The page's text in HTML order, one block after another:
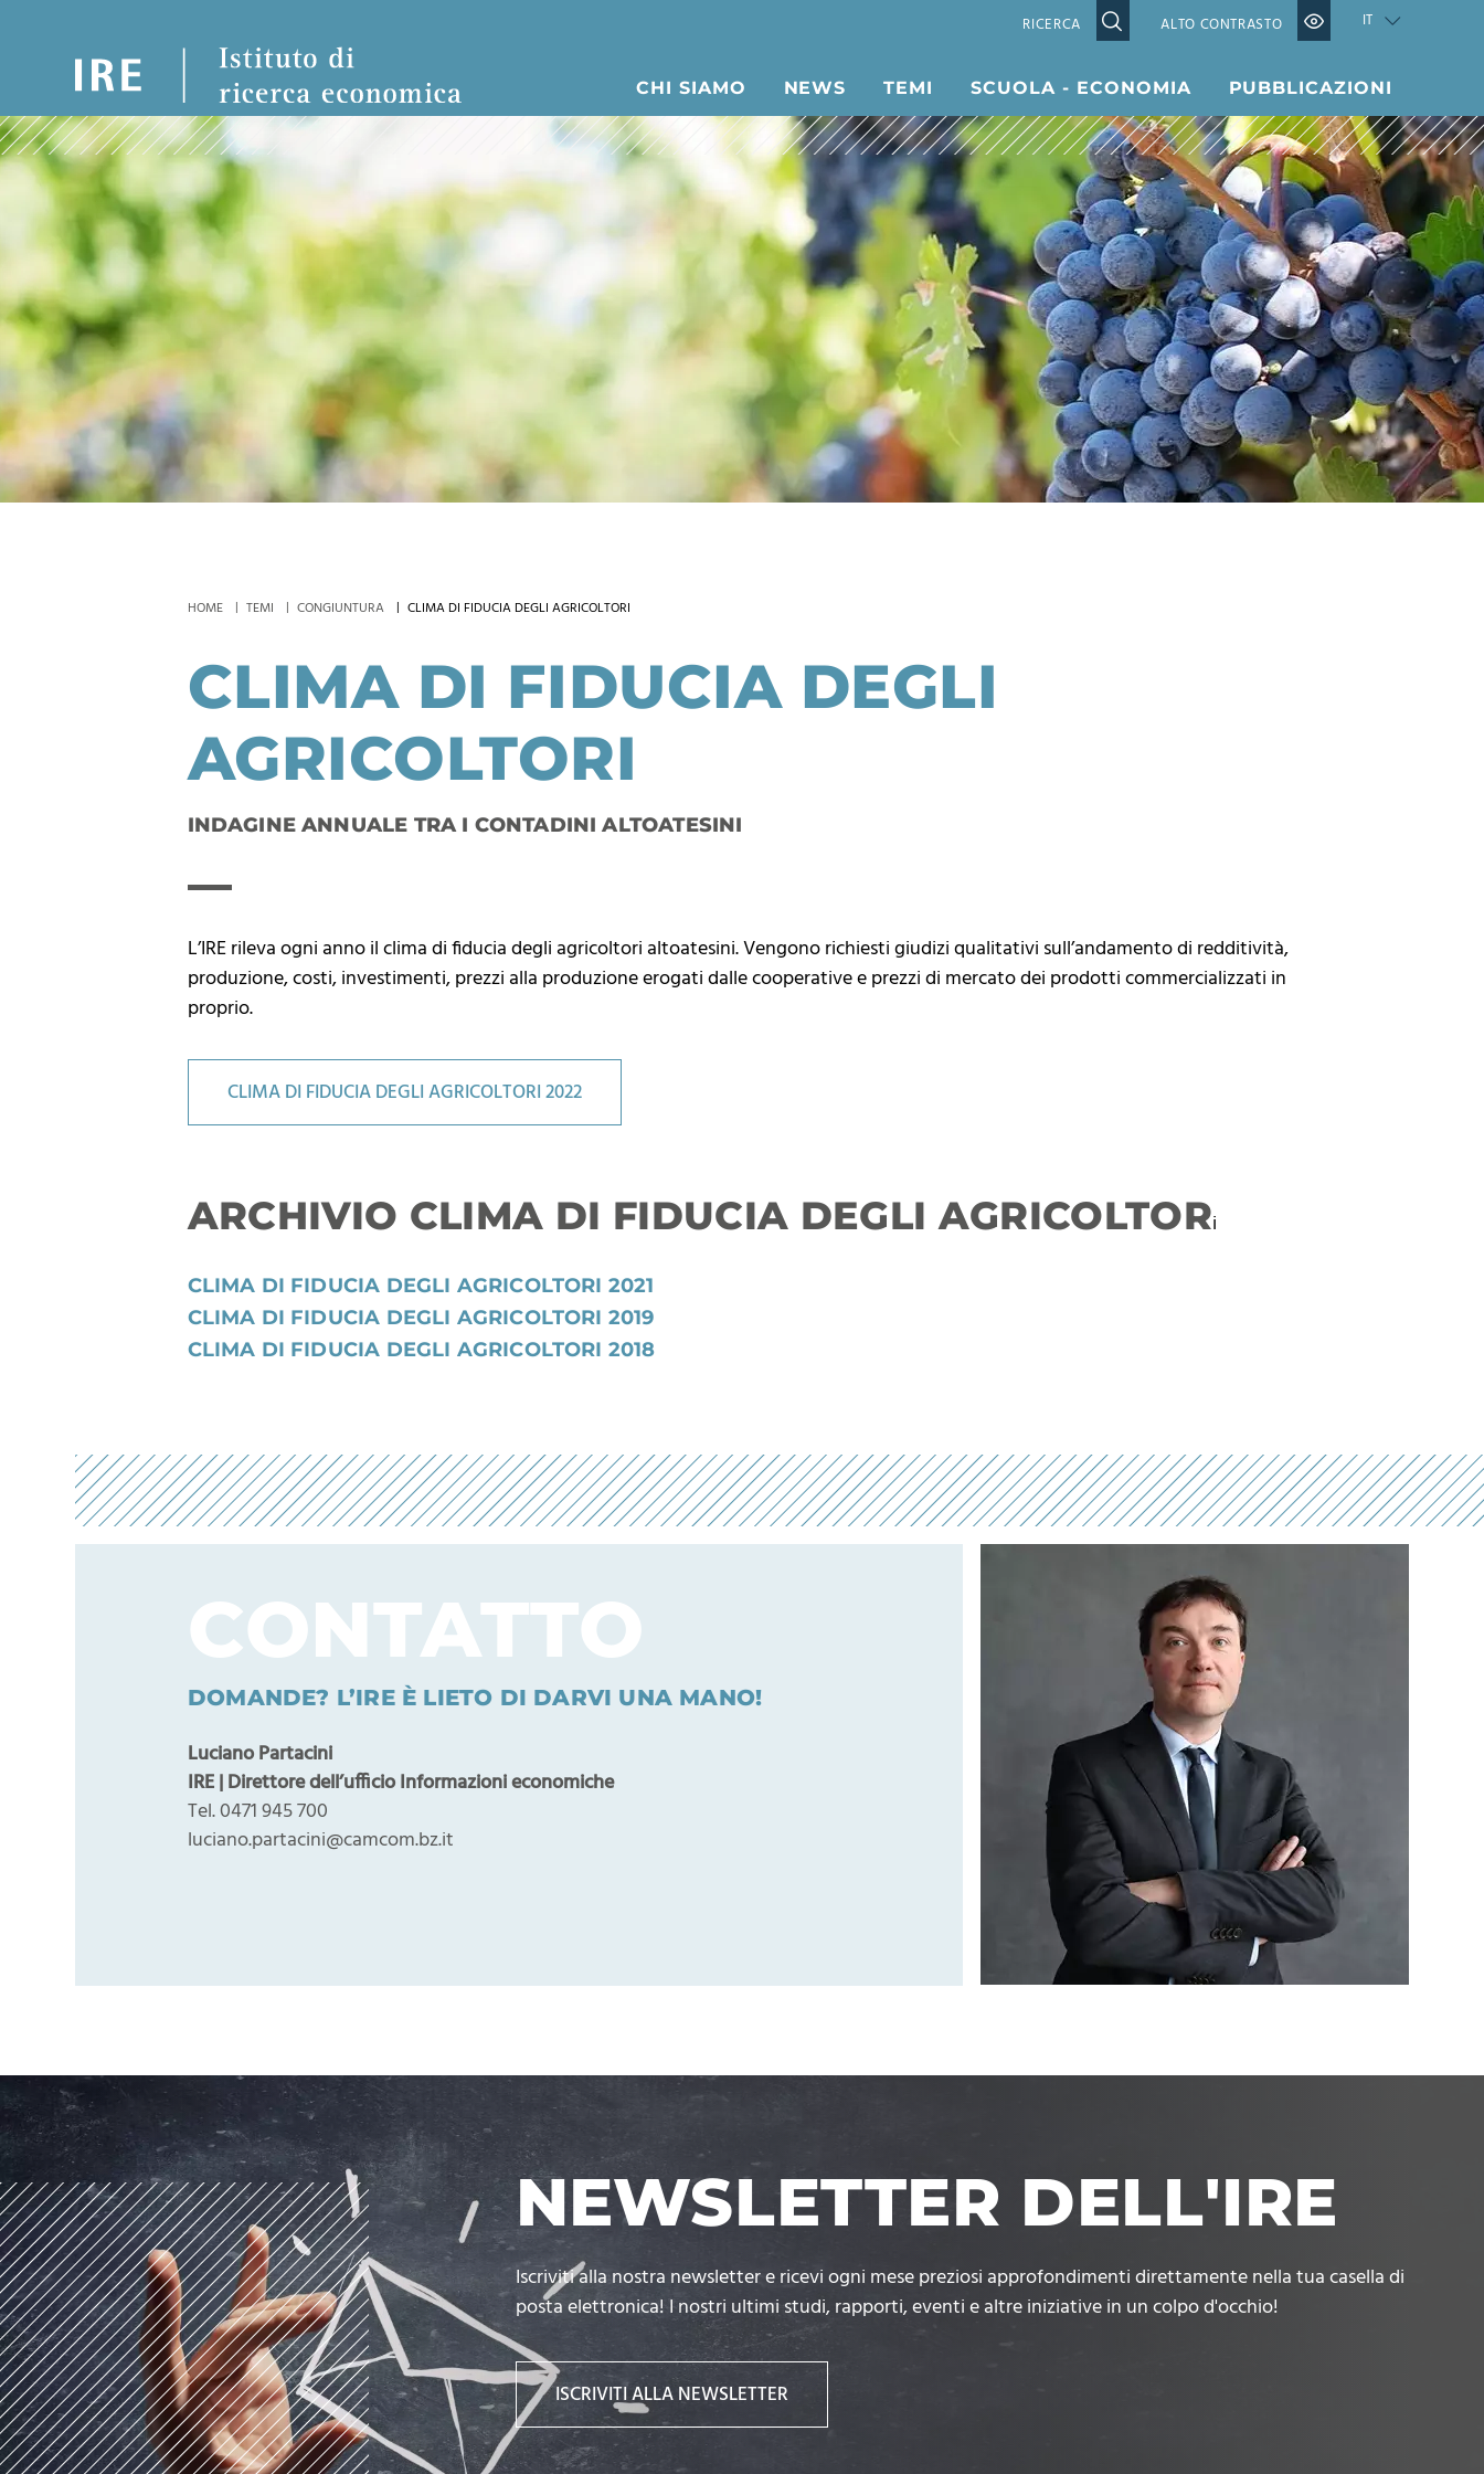
ALTO CONTRASTO IT
CHI SIAMO NEWS TEMI SCUOLA - ECONOMIA PUBBLICAZIONI
HOME TEMI CONGIUNTURA CLIMA DI FIDUCIA DEGLI AGRICOLTORI
CLIMA DI FIDUCIA DEGLI
AGRICOLTORI
INDAGINE ANNUALE TRA I CONTADINI ALTOATESINI
L’IRE rileva ogni anno il clima di fiducia degli agricoltori altoatesini. Vengono richiesti giudizi qualitativi sull’andamento di redditività,
produzione, costi, investimenti, prezzi alla produzione erogati dalle cooperative e prezzi di mercato dei prodotti commercializzati in
proprio.
CLIMA DI FIDUCIA DEGLI AGRICOLTORI 2022
ARCHIVIO CLIMA DI FIDUCIA DEGLI AGRICOLTORi
CLIMA DI FIDUCIA DEGLI AGRICOLTORI 2021
CLIMA DI FIDUCIA DEGLI AGRICOLTORI 2019
CLIMA DI FIDUCIA DEGLI AGRICOLTORI 2018
CONTATTO
DOMANDE? L’IRE È LIETO DI DARVI UNA MANO!
Luciano Partacini
IRE | Direttore dell’ufficio Informazioni economiche
Tel. 0471 945 700
luciano.partacini@camcom.bz.it
NEWSLETTER DELL'IRE
Iscriviti alla nostra newsletter e ricevi ogni mese preziosi approfondimenti direttamente nella tua casella di
posta elettronica! I nostri ultimi studi, rapporti, eventi e altre iniziative in un colpo d'occhio!
ISCRIVITI ALLA NEWSLETTER